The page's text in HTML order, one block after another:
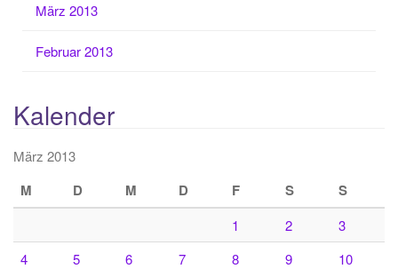
März 2013
Februar 2013
Kalender
März 2013
M D M D F S S
1 2
3
4
5 6 7 8 9
10